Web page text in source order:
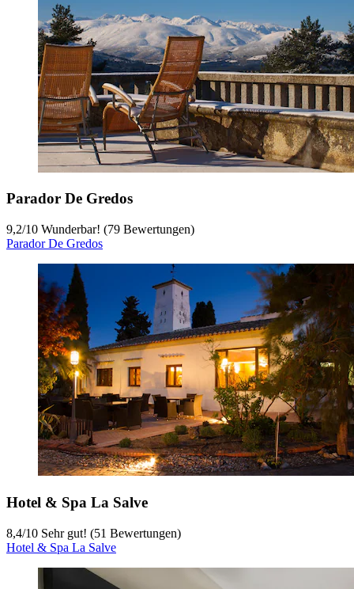
Parador De Gredos
9,2/10 Wunderbar! (79 Bewertungen)
Parador De Gredos
Hotel & Spa La Salve
8,4/10 Sehr gut! (51 Bewertungen)
Hotel & Spa La Salve